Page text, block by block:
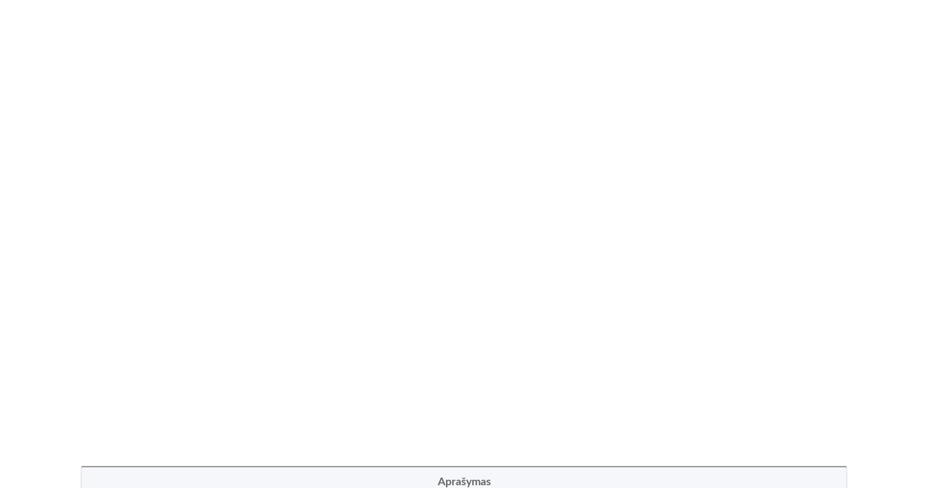
Aprašymas